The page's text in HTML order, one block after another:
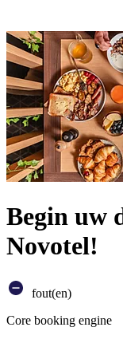
Begin uw
Novotel!
fout(en)
Core booking engine